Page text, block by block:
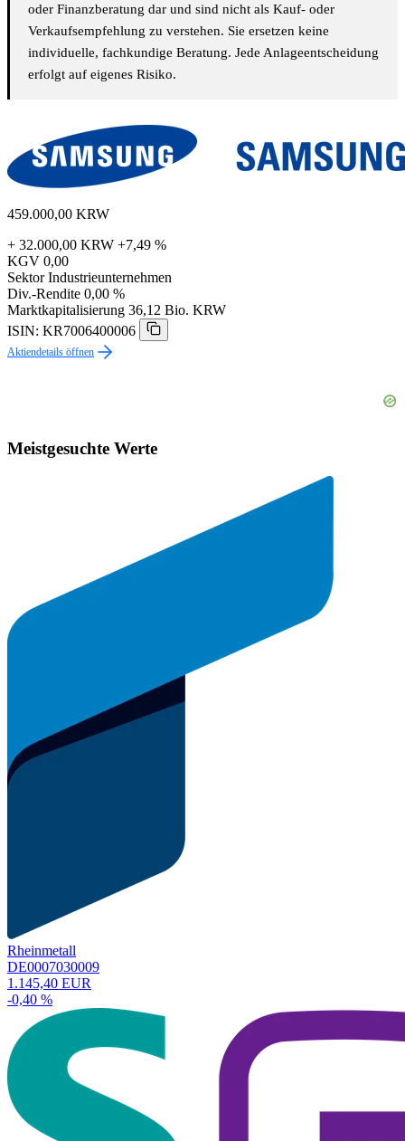
oder Finanzberatung dar und sind nicht als Kauf- oder
Verkaufsempfehlung zu verstehen. Sie ersetzen keine
individuelle, fachkundige Beratung. Jede Anlageentscheidung
erfolgt auf eigenes Risiko.
459.000,00 KRW
+ 32.000,00 KRW +7,49 %
KGV 0,00
Sektor Industrieunternehmen
Div.-Rendite 0,00 %
Marktkapitalisierung 36,12 Bio. KRW
ISIN: KR7006400006
Aktiendetails öffnen
Meistgesuchte Werte
Rheinmetall
DE0007030009
1.145,40 EUR
-0,40 %